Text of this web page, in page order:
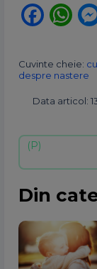
Cuvinte cheie:
despre nastere
Data articol:
Din